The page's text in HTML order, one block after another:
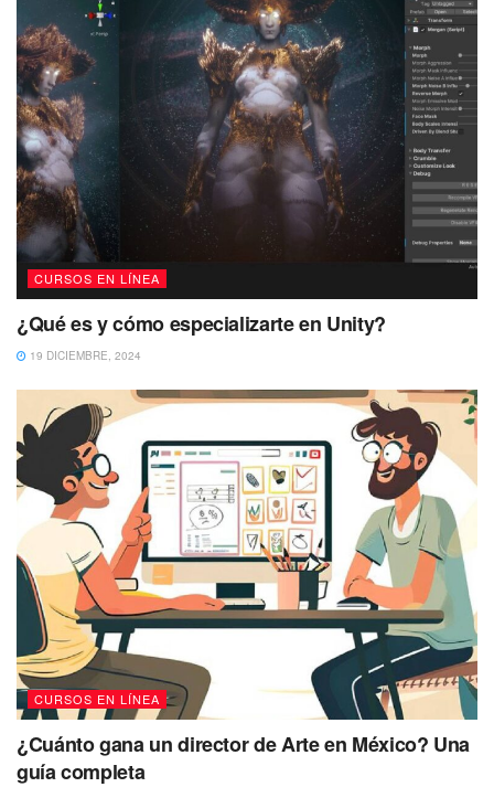
CURSOS EN LÍNEA
¿Qué es y cómo especializarte en Unity?
19 DICIEMBRE, 2024
CURSOS EN LÍNEA
¿Cuánto gana un director de Arte en México? Una
guía completa